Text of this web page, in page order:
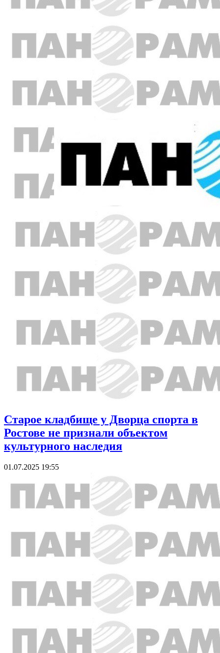
Старое кладбище у Дворца спорта в
Ростове не признали объектом
культурного наследия
01.07.2025 19:55